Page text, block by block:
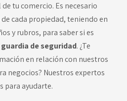
tu comercio. Es necesario
cada propiedad, teniendo en
y rubros, para saber si es
guardia de seguridad. ¿Te
en relación con nuestros
negocios? Nuestros expertos
para ayudarte.